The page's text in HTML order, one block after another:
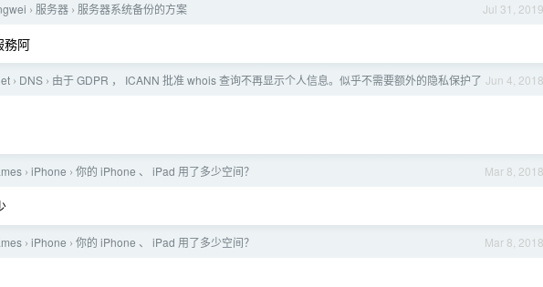
Jul 31, 2019
› 服务器 › 服务器系统备份的方案
務阿
Jun 4, 2018
› DNS › 由于 GDPR ， ICANN 批准 whois 查询不再显示个人信息。似乎不需要额外的隐私保护了
Mar 8, 2018
› iPhone › 你的 iPhone 、 iPad 用了多少空间？
Mar 8, 2018
› iPhone › 你的 iPhone 、 iPad 用了多少空间？